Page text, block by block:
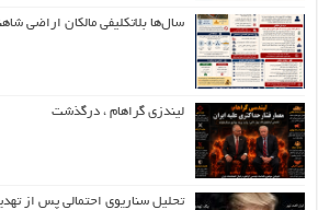
سال‌ها بلاتکلیفی مالکان اراضی شاهنامه ۳۵
لیندزی گراهام ، درگذشت
تحلیل سناریوی احتمالی پس از